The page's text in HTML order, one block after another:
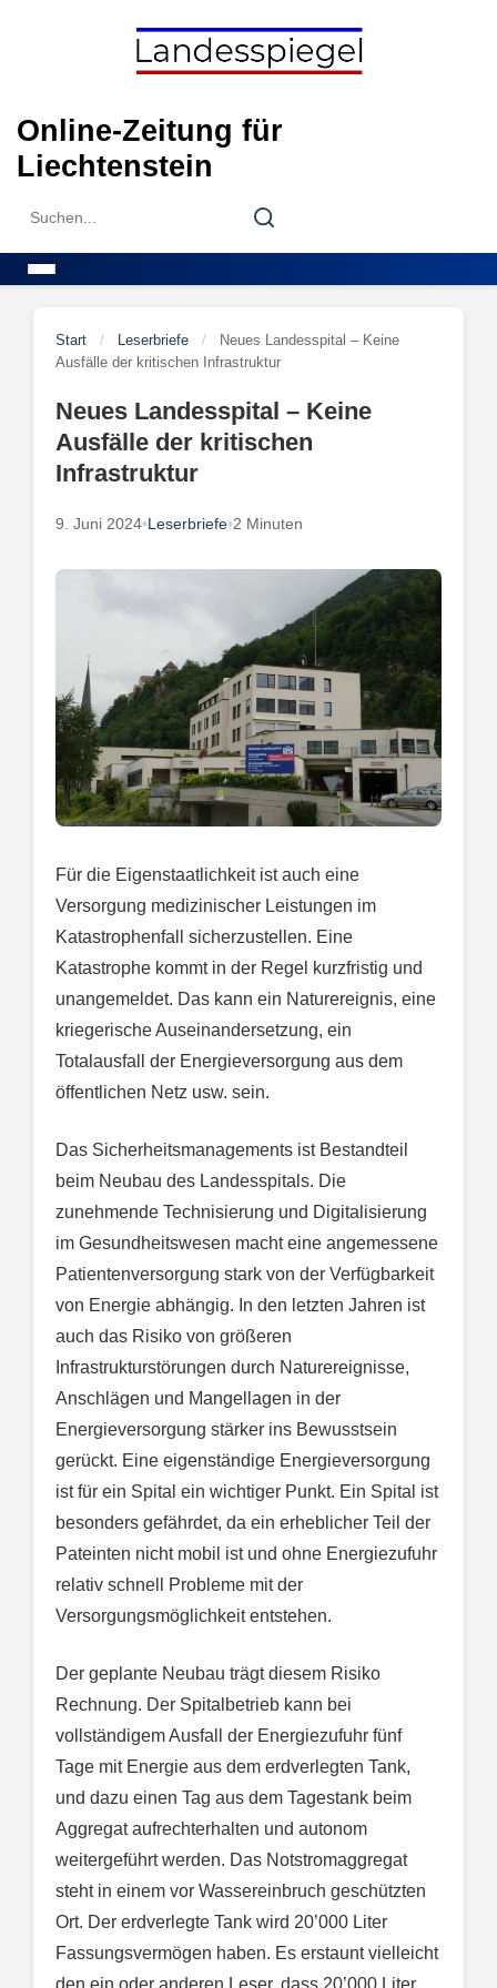
Online-Zeitung für
Liechtenstein
Search
Search
Start / Leserbriefe /
Neues Landesspital – Keine
Ausfälle der kritischen Infrastruktur
Neues Landesspital – Keine
Ausfälle der kritischen
Infrastruktur
9. Juni 2024•Leserbriefe•2 Minuten
Für die Eigenstaatlichkeit ist auch eine
Versorgung medizinischer Leistungen im
Katastrophenfall sicherzustellen. Eine
Katastrophe kommt in der Regel kurzfristig und
unangemeldet. Das kann ein Naturereignis, eine
kriegerische Auseinandersetzung, ein
Totalausfall der Energieversorgung aus dem
öffentlichen Netz usw. sein.
Das Sicherheitsmanagements ist Bestandteil
beim Neubau des Landesspitals. Die
zunehmende Technisierung und Digitalisierung
im Gesundheitswesen macht eine angemessene
Patientenversorgung stark von der Verfügbarkeit
von Energie abhängig. In den letzten Jahren ist
auch das Risiko von größeren
Infrastrukturstörungen durch Naturereignisse,
Anschlägen und Mangellagen in der
Energieversorgung stärker ins Bewusstsein
gerückt. Eine eigenständige Energieversorgung
ist für ein Spital ein wichtiger Punkt. Ein Spital ist
besonders gefährdet, da ein erheblicher Teil der
Pateinten nicht mobil ist und ohne Energiezufuhr
relativ schnell Probleme mit der
Versorgungsmöglichkeit entstehen.
Der geplante Neubau trägt diesem Risiko
Rechnung. Der Spitalbetrieb kann bei
vollständigem Ausfall der Energiezufuhr fünf
Tage mit Energie aus dem erdverlegten Tank,
und dazu einen Tag aus dem Tagestank beim
Aggregat aufrechterhalten und autonom
weitergeführt werden. Das Notstromaggregat
steht in einem vor Wassereinbruch geschützten
Ort. Der erdverlegte Tank wird 20’000 Liter
Fassungsvermögen haben. Es erstaunt vielleicht
den ein oder anderen Leser, dass 20’000 Liter